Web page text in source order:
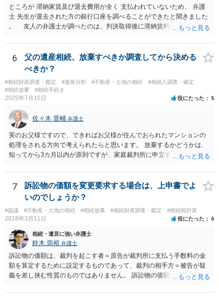
ところが 滞納家賃及び退去費用が全く 支払われていないため、 弁護
士 先生が退去された方の銀行口座を調べることができたと聞きました
。 友人の弁護士が調べたのは、判決取得後に滞納賃料回収のため
預金の入出金履歴を調べたわけではありません。 残念ながら、事案
や目的も異なりますし、開示の内容も異なります。
6
父の遺産相続、放棄すべきか調査してから決める
べきか？
#相続財産調査・鑑定 #遺産分割 #不動産・土地の相続
#相続人調査・確定
#相続放棄
#相続手続き
2025年7月15日 役にたった 5
佐々木 晋輔 弁護士
実のお父様ですので、できればお父様が住んでおられたマンションの
処理をされる方向で考えられたらと思います。 放棄するかどうかは、
知ってから3カ月以内が原則ですが、家庭裁判所に申立すれば3カ月の
放棄するかどうか決めることができます。 銀行やサラ金が数年も放置
することはありませんので、数年後に借金が発見される可能性はほぼ
ありません。 なお、私が扱った相続放棄を検討していた案件で、期間
伸長して調査したところ、サラ金に対する過払金など相当な財産が見
つかったため相続したという事例がありました。
7
訴訟物の価額を変更要求する場合は、上申書でよ
いのでしょうか？
#協議 #不動産・土地の相続 #相続放棄 #相続財産調査・鑑定 #相続税対策
2018年3月11日 役にたった 6
相続・遺言に強い弁護士
鈴木 崇裕 弁護士
訴訟物の価額は、裁判を起こす者＝原告が裁判所に支払う手数料の金
額を算定するために設定するものであって、裁判の相手方＝被告が疑
義を差し挟む性質のものではありません。 訴訟物の価額自体が裁判の
したとしても、変更されることはありません。